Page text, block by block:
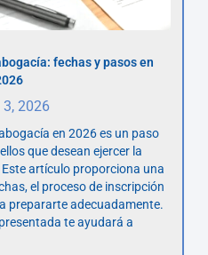
fechas y pasos en
2026
en 2026 es un paso
que desean ejercer la
artículo proporciona una
el proceso de inscripción
prepararte adecuadamente.
te ayudará a